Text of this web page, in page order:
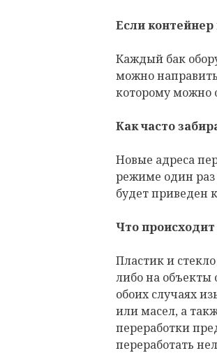
Если
Каждый бак
можно
которому можно
Как часто
Новые адреса
режиме один раз
будет приведен
Что
Пластик и
либо на объекты
обоих случаях
или масел, а
переработки
переработать